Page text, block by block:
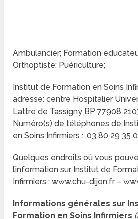
Ambulancier; Formation
Orthoptiste; Puériculture;
Institut de Formation en Soins
adresse: centre Hospitalier
Lattre de Tassigny BP 77908
Numéro(s) de téléphones de
en Soins Infirmiers : .03 80 29 35
Quelques endroits où vous
l’information sur Institut de
Infirmiers : www.chu-dijon.fr –
Informations générales sur
Formation en Soins Infirmiers